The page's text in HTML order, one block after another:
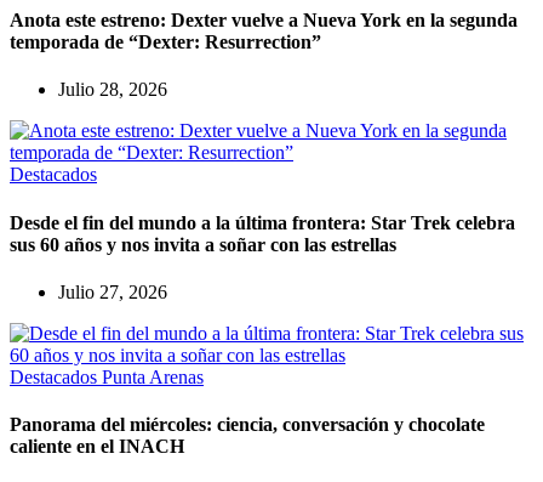
Anota este estreno: Dexter vuelve a Nueva York en la segunda
temporada de “Dexter: Resurrection”
Julio 28, 2026
Destacados
Desde el fin del mundo a la última frontera: Star Trek celebra
sus 60 años y nos invita a soñar con las estrellas
Julio 27, 2026
Destacados Punta Arenas
Panorama del miércoles: ciencia, conversación y chocolate
caliente en el INACH